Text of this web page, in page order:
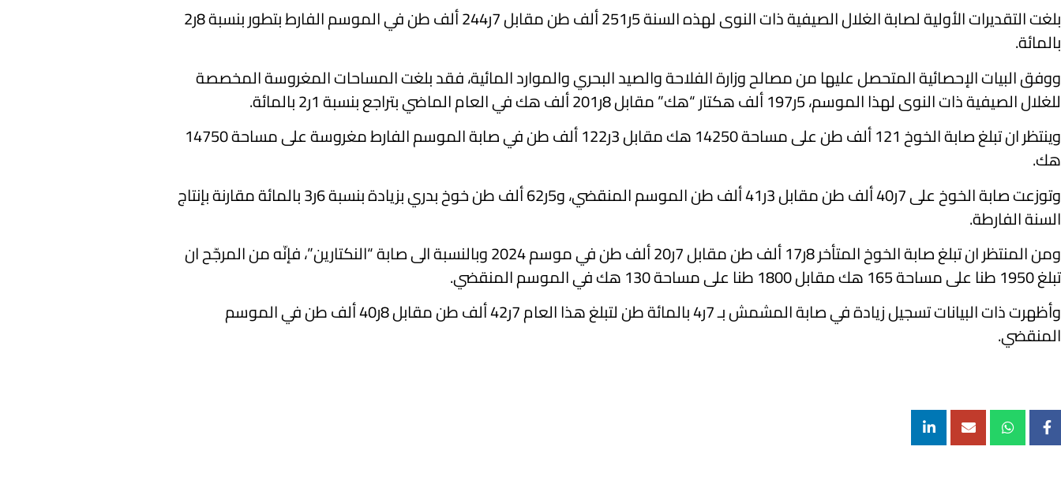
بلغت التقديرات الأولية لصابة الغلال الصيفية ذات النوى لهذه السنة 5ر251 ألف طن مقابل 7ر244 ألف طن في الموسم الفارط بتطور بنسبة 8ر2
بالمائة.
ووفق البيات الإحصائية المتحصل عليها من مصالح وزارة الفلاحة والصيد البحري والموارد المائية، فقد بلغت المساحات المغروسة المخصصة
للغلال الصيفية ذات النوى لهذا الموسم، 5ر197 ألف هكتار “هك” مقابل 8ر201 ألف هك في العام الماضي بتراجع بنسبة 1ر2 بالمائة.
وينتظر ان تبلغ صابة الخوخ 121 ألف طن على مساحة 14250 هك مقابل 3ر122 ألف طن في صابة الموسم الفارط مغروسة على مساحة 14750
هك.
وتوزعت صابة الخوخ على 7ر40 ألف طن مقابل 3ر41 ألف طن الموسم المنقضي، و5ر62 ألف طن خوخ بدري بزيادة بنسبة 6ر3 بالمائة مقارنة بإنتاج
السنة الفارطة.
ومن المنتظر ان تبلغ صابة الخوخ المتأخر 8ر17 ألف طن مقابل 7ر20 ألف طن في موسم 2024 وبالنسبة الى صابة “النكتارين”، فإنّه من المرجّح ان
تبلغ 1950 طنا على مساحة 165 هك مقابل 1800 طنا على مساحة 130 هك في الموسم المنقضي.
وأظهرت ذات البيانات تسجيل زيادة في صابة المشمش بـ 7ر4 بالمائة طن لتبلغ هذا العام 7ر42 ألف طن مقابل 8ر40 ألف طن في الموسم
المنقضي.